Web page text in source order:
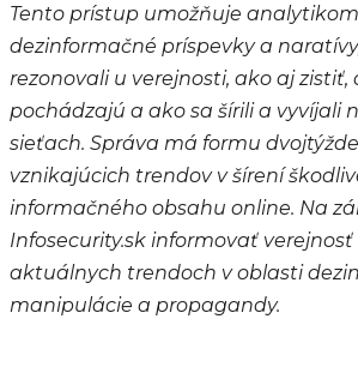
Tento prístup umožňuje
dezinformačné príspevky a
rezonovali u verejnosti, ako aj zistiť,
pochádzajú a ako sa šírili a vyvíjali
sieťach. Správa má formu
vznikajúcich trendov v šírení
informačného obsahu online. Na
Infosecurity.sk informovať
aktuálnych trendoch v oblasti
manipulácie a propagandy.